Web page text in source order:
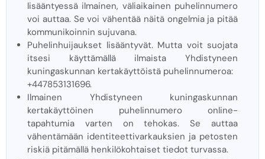
lisääntyessä ilmainen, väliaikainen puhelinnumero
voi auttaa. Se voi vähentää näitä ongelmia ja pitää
kommunikoinnin sujuvana.
Puhelinhuijaukset lisääntyvät. Mutta voit suojata
itsesi käyttämällä ilmaista Yhdistyneen
kuningaskunnan kertakäyttöistä puhelinnumeroa:
+447853131696.
Ilmainen Yhdistyneen kuningaskunnan
kertakäyttöinen puhelinnumero online-
tapahtumia varten on tehokas. Se auttaa
vähentämään identiteettivarkauksien ja petosten
riskiä pitämällä henkilökohtaiset tiedot turvassa.